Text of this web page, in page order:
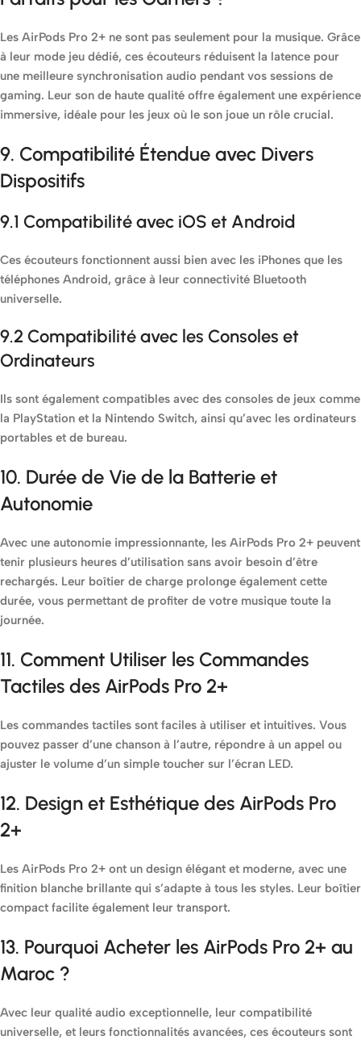
Les AirPods Pro 2+ ne sont pas seulement pour la musique. Grâce
à leur mode jeu dédié, ces écouteurs réduisent la latence pour
une meilleure synchronisation audio pendant vos sessions de
gaming. Leur son de haute qualité offre également une expérience
immersive, idéale pour les jeux où le son joue un rôle crucial.
9. Compatibilité Étendue avec Divers
Dispositifs
9.1 Compatibilité avec iOS et Android
Ces écouteurs fonctionnent aussi bien avec les iPhones que les
téléphones Android, grâce à leur connectivité Bluetooth
universelle.
9.2 Compatibilité avec les Consoles et
Ordinateurs
Ils sont également compatibles avec des consoles de jeux comme
la PlayStation et la Nintendo Switch, ainsi qu’avec les ordinateurs
portables et de bureau.
10. Durée de Vie de la Batterie et
Autonomie
Avec une autonomie impressionnante, les AirPods Pro 2+ peuvent
tenir plusieurs heures d’utilisation sans avoir besoin d’être
rechargés. Leur boîtier de charge prolonge également cette
durée, vous permettant de profiter de votre musique toute la
journée.
11. Comment Utiliser les Commandes
Tactiles des AirPods Pro 2+
Les commandes tactiles sont faciles à utiliser et intuitives. Vous
pouvez passer d’une chanson à l’autre, répondre à un appel ou
ajuster le volume d’un simple toucher sur l’écran LED.
12. Design et Esthétique des AirPods Pro
2+
Les AirPods Pro 2+ ont un design élégant et moderne, avec une
finition blanche brillante qui s’adapte à tous les styles. Leur boîtier
compact facilite également leur transport.
13. Pourquoi Acheter les AirPods Pro 2+ au
Maroc ?
Avec leur qualité audio exceptionnelle, leur compatibilité
universelle, et leurs fonctionnalités avancées, ces écouteurs sont